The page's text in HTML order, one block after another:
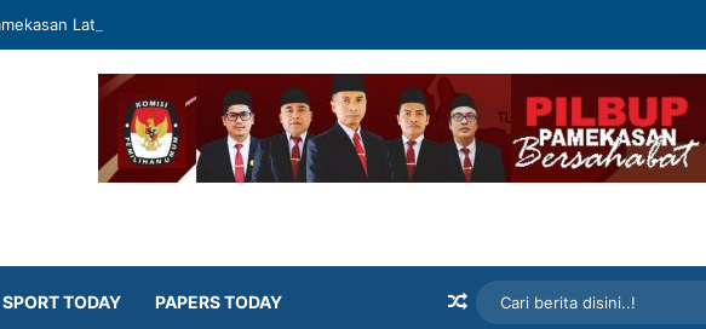
Latih Siswa Public Speaking dan Konten Publik
SPORT TODAY PAPERS TODAY Artikel Random